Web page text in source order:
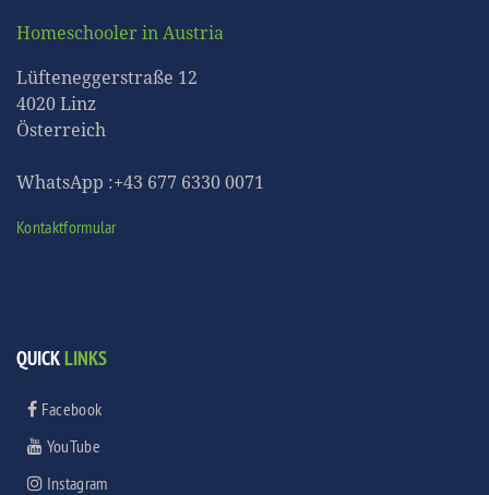
Homeschooler in Austria
Lüfteneggerstraße 12
4020 Linz
Österreich
WhatsApp :+43 677 6330 0071
Kontaktformular
QUICKLINKS
Facebook
YouTube
Instagram